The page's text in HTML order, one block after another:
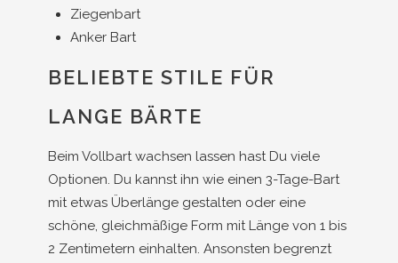
Ziegenbart
Anker Bart
BELIEBTE STILE FÜR
LANGE BÄRTE
Beim Vollbart wachsen lassen hast Du viele
Optionen. Du kannst ihn wie einen 3-Tage-Bart
mit etwas Überlänge gestalten oder eine
schöne, gleichmäßige Form mit Länge von 1 bis
2 Zentimetern einhalten. Ansonsten begrenzt